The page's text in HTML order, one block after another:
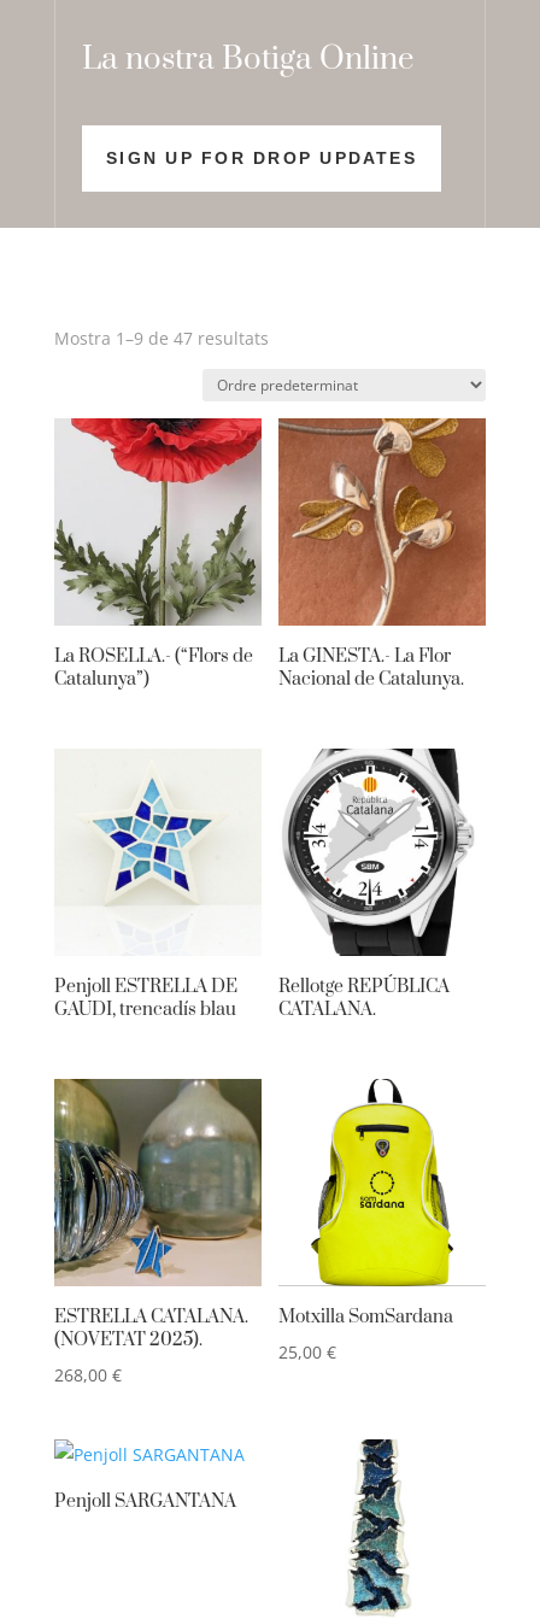
La nostra Botiga Online
SIGN UP FOR DROP UPDATES
Mostra 1–9 de 47 resultats
La ROSELLA.- (“Flors de
Catalunya”)
La GINESTA.- La Flor
Nacional de Catalunya.
Penjoll ESTRELLA DE
GAUDI, trencadís blau
Rellotge REPÚBLICA
CATALANA.
ESTRELLA CATALANA.
(NOVETAT 2025).
268,00 €
Motxilla SomSardana
25,00€
Penjoll SARGANTANA